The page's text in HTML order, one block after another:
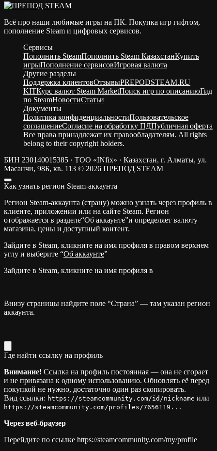
Всё про наши любимые игры на ПК. Покупка игр гифтом,
пополнение Steam и цифровых сервисов.
Сервисы
Пополнить SteamПополнить Steam КазахстанКупить
игрыПополнение сервисовИгровая валюта
Другие разделы
Поддержка клиентовОтзывыPREPODSTEAM.RU
KITКурс валют Steam MarketПоиск игр по описаниюГид
по SteamНовостиСтатьи
Документы
Политика конфиденциальностиПользовательское
соглашениеСогласие на обработку ПДПубличная оферта
Все права принадлежат их правообладателям. All rights
belong to their copyright holders.
БИН 230140015385 · ТОО «INfix» · Казахстан, г. Алматы, ул.
Масанчи, 98Б, кв. 113 © 2026 ПРЕПОД STEAM
Как узнать регион Steam-аккаунта
Регион Steam-аккаунта (страну) можно узнать через профиль в
клиенте, приложении или на сайте Steam. Регион
отображается в разделе“Об аккаунте”и определяет валюту
магазина, цены и доступный контент.
Зайдите в Steam, кликните на имя профиля в правом верхнем
углу и выберите “Об аккаунте”
Зайдите в Steam, кликните на имя профиля в
Внизу страницы найдите поле “Страна” — там указан регион
аккаунта.
Где найти ссылку на профиль
Внимание! Ссылка на профиль постоянная — она не сгорает
и не привязана к одному использованию. Обновлять её перед
покупкой не нужно, достаточно один раз скопировать.
Вид ссылки: https://steamcommunity.com/id/nickname или
https://steamcommunity.com/profiles/7656119...
Через веб-браузер
Перейдите по ссылке https://steamcommunity.com/my/profile